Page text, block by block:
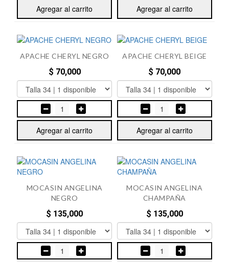
Agregar al carrito Agregar al carrito
APACHE CHERYL NEGRO
$ 70,000
1
Agregar al carrito
APACHE CHERYL BEIGE
$ 70,000
1
Agregar al carrito
MOCASIN ANGELINA
NEGRO
$ 135,000
1
MOCASIN ANGELINA
CHAMPAÑA
$ 135,000
1